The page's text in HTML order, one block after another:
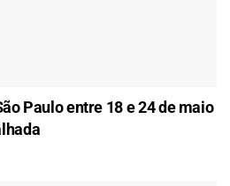
Paulo entre 18 e 24 de maio